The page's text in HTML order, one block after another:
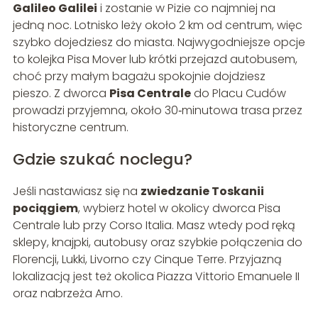
Galileo Galilei i zostanie w Pizie co najmniej na
jedną noc. Lotnisko leży około 2 km od centrum, więc
szybko dojedziesz do miasta. Najwygodniejsze opcje
to kolejka Pisa Mover lub krótki przejazd autobusem,
choć przy małym bagażu spokojnie dojdziesz
pieszo. Z dworca Pisa Centraledo Placu Cudów
prowadzi przyjemna, około 30‑minutowa trasa przez
historyczne centrum.
Gdzie szukać noclegu?
Jeśli nastawiasz się na zwiedzanie Toskanii
pociągiem, wybierz hotel w okolicy dworca Pisa
Centrale lub przy Corso Italia. Masz wtedy pod ręką
sklepy, knajpki, autobusy oraz szybkie połączenia do
Florencji, Lukki, Livorno czy Cinque Terre. Przyjazną
lokalizacją jest też okolica Piazza Vittorio Emanuele II
oraz nabrzeża Arno.